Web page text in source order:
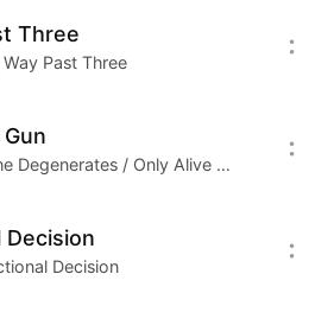
于“有益的动乱”，并相信以此
意义上来说，其实是要在无序
说是反权威的，因为威权文化
的年轻人在思考什么、表达什
挑衅主流文化、精心制造出主
Three
Past Three
Gen and the Degenerates / Only Alive When In Motion
Decision
Decision